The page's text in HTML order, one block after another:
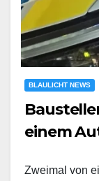
BLAULICHT NEWS
einem
Zweimal von